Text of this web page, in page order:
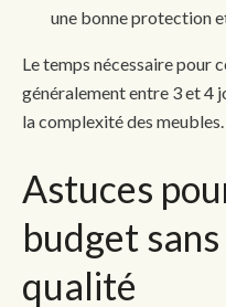
une bonne protection
Le temps nécessaire pour
généralement entre 3 et 4
la complexité des meubles.
Astuces
budget
qualité